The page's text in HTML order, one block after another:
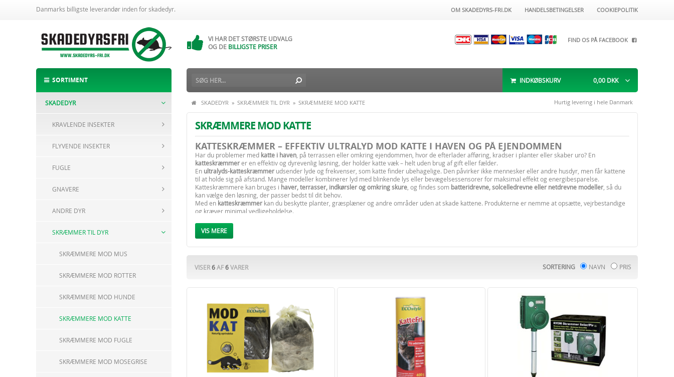
Danmarks billigste leverandør inden for skadedyr. OM SKADEDYRS-FRI.DK HANDELSBETINGELSER COOKIEPOLITIK
VI HAR DET STØRSTE UDVALG
OG DE BILLIGSTE PRISER
FIND OS PÅ FACEBOOK
SORTIMENT INDKØBSKURV 0,00 DKK
SKADEDYR
KRAVLENDE INSEKTER
FLYVENDE INSEKTER
FUGLE
GNAVERE
ANDRE DYR
SKRÆMMER TIL DYR
SKRÆMMERE MOD MUS
SKRÆMMERE MOD ROTTER
SKRÆMMERE MOD HUNDE
SKRÆMMERE MOD KATTE
SKRÆMMERE MOD FUGLE
SKRÆMMERE MOD MOSEGRISE
SKADEDYR » SKRÆMMER TIL DYR » SKRÆMMERE MOD KATTE Hurtig levering i hele Danmark
SKRÆMMERE MOD KATTE
KATTESKRÆMMER – EFFEKTIV ULTRALYD MOD KATTE I HAVEN OG PÅ EJENDOMMEN
Har du problemer med katte i haven , på terrassen eller omkring ejendommen, hvor de efterlader afføring, kradser i planter eller skaber uro? En
katteskræmmerer en effektiv og dyrevenlig løsning, der holder katte væk – helt uden brug af gift eller fælder.
En ultralyds-katteskræmmer udsender lyde og frekvenser, som katte finder ubehagelige. Den påvirker ikke mennesker eller andre husdyr, men får kattene
til at holde sig på afstand. Mange modeller kombinerer lyd med blinkende lys eller bevægelsessensorer for maksimal effekt og energibesparelse.
Katteskræmmere kan bruges i haver, terrasser, indkørsler og omkring skure , og findes som batteridrevne, solcelledrevne eller netdrevne modeller , så du
kan vælge den løsning, der passer bedst til dit behov.
Med en katteskræmmer kan du beskytte planter, græsplæner og andre områder uden at skade kattene. Produkterne er nemme at opsætte, vejrbestandige
og kræver minimal vedligeholdelse.
Køb din katteskræmmer i dag
VIS MERE
SORTERING NAVN PRIS
VISER6AF6VARER